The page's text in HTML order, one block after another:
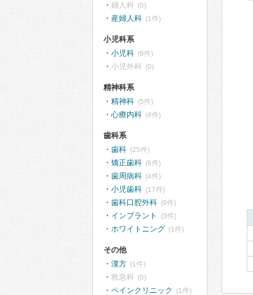
婦人科 (0)
産婦人科 (1件)
小児科系
小児科 (9件)
小児外科 (0)
精神科系
精神科 (5件)
心療内科 (4件)
歯科系
歯科 (25件)
矯正歯科 (8件)
歯周病科 (4件)
小児歯科 (17件)
歯科口腔外科 (9件)
インプラント (3件)
ホワイトニング (1件)
その他
漢方 (1件)
救急科 (0)
ペインクリニック (1件)